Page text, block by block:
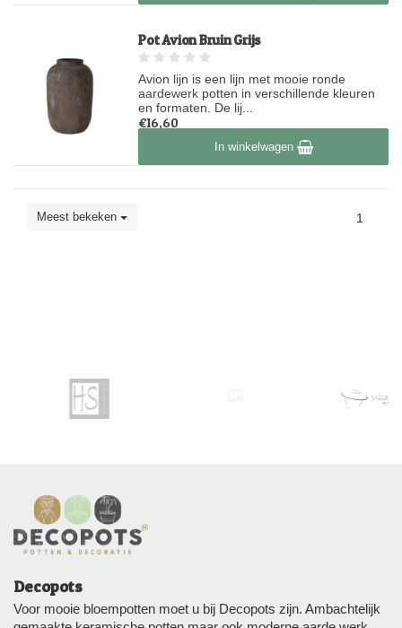
Pot Avion Bruin Grijs
Avion lijn is een lijn met mooie ronde
aardewerk potten in verschillende kleuren
en formaten. De lij...
€16,60
Op voorraadIn winkelwagen
Meest bekeken 1
Decopots
Voor mooie bloempotten moet u bij Decopots zijn. Ambachtelijk